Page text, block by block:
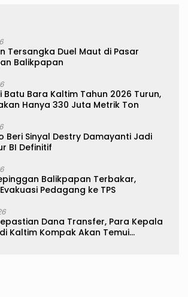
Tersangka Duel Maut di Pasar
Balikpapan
Batu Bara Kaltim Tahun 2026 Turun,
Hanya 330 Juta Metrik Ton
Beri Sinyal Destry Damayanti Jadi
BI Definitif
Balikpapan Terbakar,
Pedagang ke TPS
Dana Transfer, Para Kepala
Kaltim Kompak Akan Temui